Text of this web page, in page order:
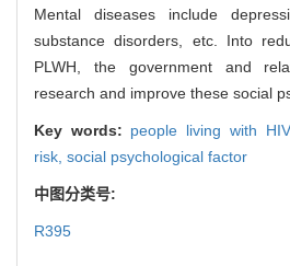
Mental diseases include
substance disorders, etc. Into
PLWH, the government and
research and improve these social
Key words: people living with
risk, social psychological factor
中图分类号:
R395